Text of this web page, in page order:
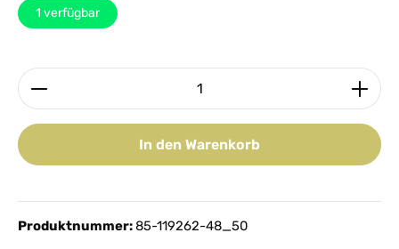
1 verfügbar
Produkt Anzahl: Gib den gewünschten Wert ein
In den Warenkorb
Produktnummer:85-119262-48_50